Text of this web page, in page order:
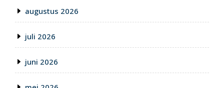
augustus 2026
juli 2026
juni 2026